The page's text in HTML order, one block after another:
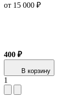
от 15 000 ₽
400 ₽
В корзину
1